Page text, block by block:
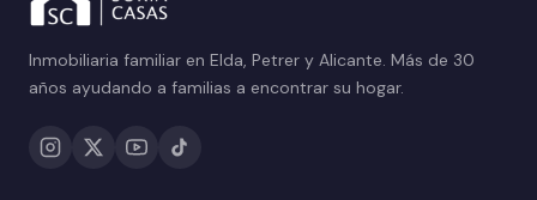
Inmobiliaria familiar en Elda, Petrer y Alicante. Más de 30
años ayudando a familias a encontrar su hogar.